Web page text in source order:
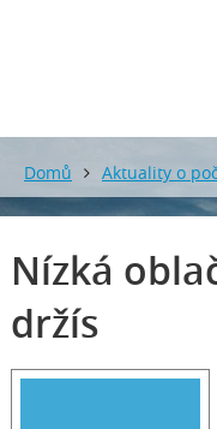
Domů Aktuality o
se stále držís
Nízká
držís